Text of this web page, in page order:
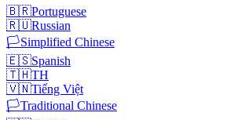
🇧🇷Portuguese
🇷🇺Russian
🏳️Simplified Chinese
🇪🇸Spanish
🇹🇭TH
🇻🇳Tiếng Việt
🏳️Traditional Chinese